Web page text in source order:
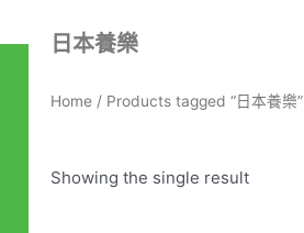
日本養樂
Home / Products tagged “日本養樂”
Showing the single result